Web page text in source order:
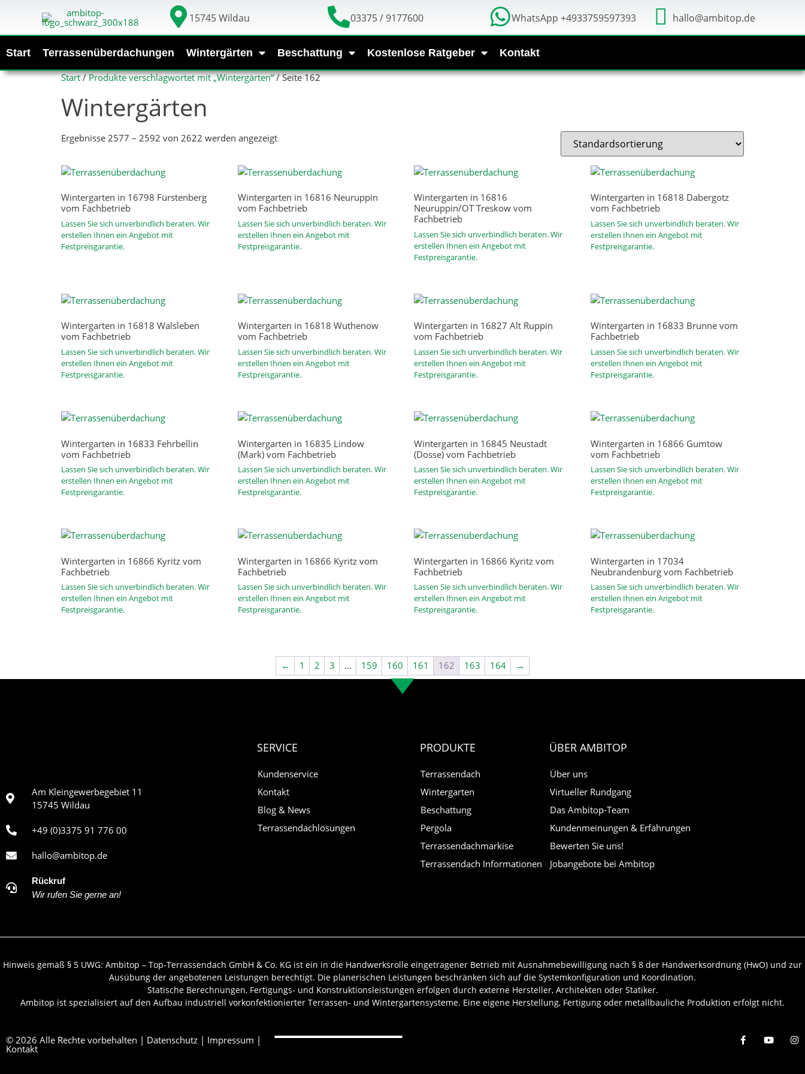
15745 Wildau 03375 / 9177600 WhatsApp +4933759597393 hallo@ambitop.de
Start Terrassenüberdachungen Wintergärten Beschattung Kostenlose Ratgeber Kontakt
Start/Produkte verschlagwortet mit „Wintergärten“/ Seite 162
Wintergärten
Ergebnisse 2577 – 2592 von 2622 werden angezeigt
Wintergarten in 16798 Fürstenberg
vom Fachbetrieb
Lassen Sie sich unverbindlich beraten. Wir
erstellen Ihnen ein Angebot mit
Festpreisgarantie.
Wintergarten in 16816 Neuruppin
vom Fachbetrieb
Lassen Sie sich unverbindlich beraten. Wir
erstellen Ihnen ein Angebot mit
Festpreisgarantie.
Wintergarten in 16816
Neuruppin/OT Treskow vom
Fachbetrieb
Lassen Sie sich unverbindlich beraten. Wir
erstellen Ihnen ein Angebot mit
Festpreisgarantie.
Wintergarten in 16818 Dabergotz
vom Fachbetrieb
Lassen Sie sich unverbindlich beraten. Wir
erstellen Ihnen ein Angebot mit
Festpreisgarantie.
Wintergarten in 16818 Walsleben
vom Fachbetrieb
Lassen Sie sich unverbindlich beraten. Wir
erstellen Ihnen ein Angebot mit
Festpreisgarantie.
Wintergarten in 16818 Wuthenow
vom Fachbetrieb
Lassen Sie sich unverbindlich beraten. Wir
erstellen Ihnen ein Angebot mit
Festpreisgarantie.
Wintergarten in 16827 Alt Ruppin
vom Fachbetrieb
Lassen Sie sich unverbindlich beraten. Wir
erstellen Ihnen ein Angebot mit
Festpreisgarantie.
Wintergarten in 16833 Brunne vom
Fachbetrieb
Lassen Sie sich unverbindlich beraten. Wir
erstellen Ihnen ein Angebot mit
Festpreisgarantie.
Wintergarten in 16833 Fehrbellin
vom Fachbetrieb
Lassen Sie sich unverbindlich beraten. Wir
erstellen Ihnen ein Angebot mit
Festpreisgarantie.
Wintergarten in 16835 Lindow
(Mark) vom Fachbetrieb
Lassen Sie sich unverbindlich beraten. Wir
erstellen Ihnen ein Angebot mit
Festpreisgarantie.
Wintergarten in 16845 Neustadt
(Dosse) vom Fachbetrieb
Lassen Sie sich unverbindlich beraten. Wir
erstellen Ihnen ein Angebot mit
Festpreisgarantie.
Wintergarten in 16866 Gumtow
vom Fachbetrieb
Lassen Sie sich unverbindlich beraten. Wir
erstellen Ihnen ein Angebot mit
Festpreisgarantie.
Wintergarten in 16866 Kyritz vom
Fachbetrieb
Lassen Sie sich unverbindlich beraten. Wir
erstellen Ihnen ein Angebot mit
Festpreisgarantie.
Wintergarten in 16866 Kyritz vom
Fachbetrieb
Lassen Sie sich unverbindlich beraten. Wir
erstellen Ihnen ein Angebot mit
Festpreisgarantie.
Wintergarten in 16866 Kyritz vom
Fachbetrieb
Lassen Sie sich unverbindlich beraten. Wir
erstellen Ihnen ein Angebot mit
Festpreisgarantie.
Wintergarten in 17034
Neubrandenburg vom Fachbetrieb
Lassen Sie sich unverbindlich beraten. Wir
erstellen Ihnen ein Angebot mit
Festpreisgarantie.
← 1 2 3 … 159 160 161 162 163 164 →
Am Kleingewerbegebiet 11
15745 Wildau
+49 (0)3375 91 776 00
hallo@ambitop.de
Rückruf
Wir rufen Sie gerne an!
SERVICE
Kundenservice
Kontakt
Blog & News
Terrassendachlösungen
PRODUKTE
Terrassendach
Wintergarten
Beschattung
Pergola
Terrassendachmarkise
Terrassendach Informationen
ÜBER AMBITOP
Über uns
Virtueller Rundgang
Das Ambitop-Team
Kundenmeinungen & Erfahrungen
Bewerten Sie uns!
Jobangebote bei Ambitop
Hinweis gemäß § 5 UWG: Ambitop – Top-Terrassendach GmbH & Co. KG ist ein in die Handwerksrolle eingetragener Betrieb mit Ausnahmebewilligung nach § 8 der Handwerksordnung (HwO) und zur
Ausübung der angebotenen Leistungen berechtigt. Die planerischen Leistungen beschränken sich auf die Systemkonfiguration und Koordination.
Statische Berechnungen, Fertigungs- und Konstruktionsleistungen erfolgen durch externe Hersteller, Architekten oder Statiker.
Ambitop ist spezialisiert auf den Aufbau industriell vorkonfektionierter Terrassen- und Wintergartensysteme. Eine eigene Herstellung, Fertigung oder metallbauliche Produktion erfolgt nicht.
© 2026 Alle Rechte vorbehalten | Datenschutz | Impressum |
Kontakt